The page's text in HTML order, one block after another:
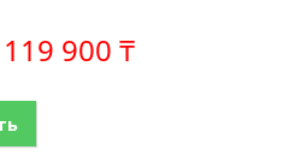
119 900 ₸